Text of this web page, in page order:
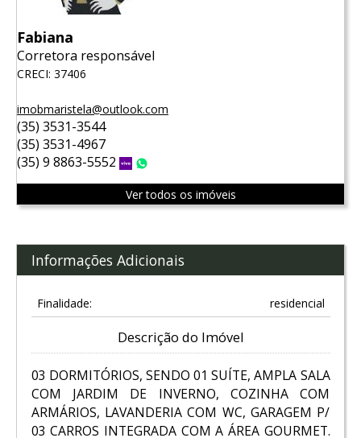
Fabiana
Corretora responsável
CRECI: 37406
imobmaristela@outlook.com
(35) 3531-3544
(35) 3531-4967
(35) 9 8863-5552
Vivo
Ver todos os imóveis
Informações Adicionais
Finalidade: residencial
Descrição do Imóvel
03 DORMITÓRIOS, SENDO 01 SUÍTE, AMPLA SALA
COM JARDIM DE INVERNO, COZINHA COM
ARMÁRIOS, LAVANDERIA COM WC, GARAGEM P/
03 CARROS INTEGRADA COM A ÁREA GOURMET.